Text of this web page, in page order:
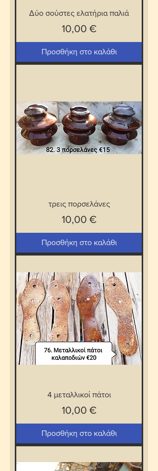
Δύο σούστες ελατήρια παλιά
Τιμή
10,00 €
Προσθήκη στο καλάθι
τρεις πορσελάνες
Τιμή
10,00 €
Προσθήκη στο καλάθι
4 μεταλλικοί πάτοι
Τιμή
10,00 €
Προσθήκη στο καλάθι